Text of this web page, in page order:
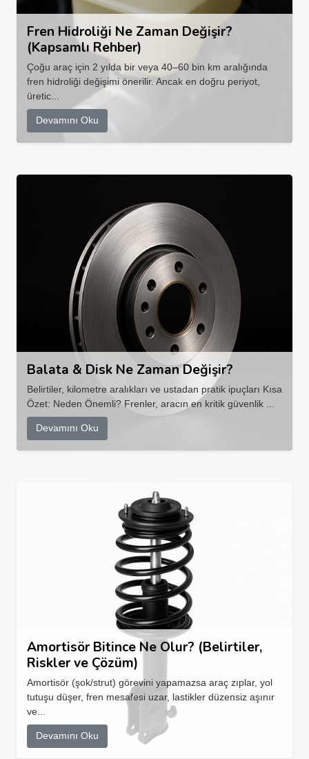
Fren Hidroliği Ne Zaman Değişir?
(Kapsamlı Rehber)
Çoğu araç için 2 yılda bir veya 40–60 bin km aralığında
fren hidroliği değişimi önerilir. Ancak en doğru periyot,
üretic...
Devamını Oku
Balata & Disk Ne Zaman Değişir?
Belirtiler, kilometre aralıkları ve ustadan pratik ipuçları Kısa
Özet: Neden Önemli? Frenler, aracın en kritik güvenlik ...
Devamını Oku
Amortisör Bitince Ne Olur? (Belirtiler,
Riskler ve Çözüm)
Amortisör (şok/strut) görevini yapamazsa araç zıplar, yol
tutuşu düşer, fren mesafesi uzar, lastikler düzensiz aşınır
ve...
Devamını Oku